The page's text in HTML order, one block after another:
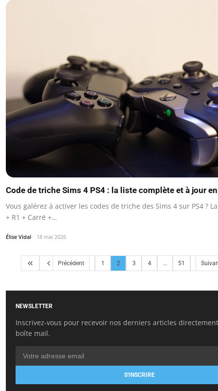
Code de triche Sims 4 PS4 : la liste complète et à jour
Vous galérez à activer les codes de triche des Sims 4 sur PS4 ?
+ R1 + Carré +…
Élise Vidal 18 mai 2026
Précédent 1 2 3 4 ... 51
NEWSLETTER
Inscrivez-vous pour recevoir nos derniers articles
boîte mail.
S'INSCRIRE